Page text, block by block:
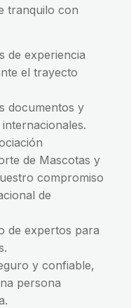
tranquilo con
de experiencia
el trayecto
documentos y
de Mascotas y
compromiso
de
de expertos para
y confiable,
persona